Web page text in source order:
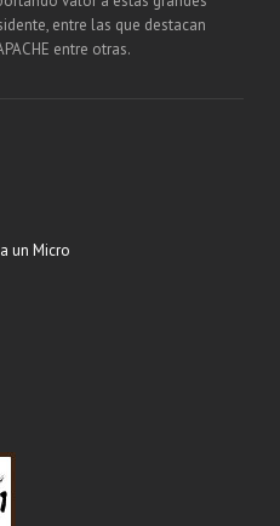
entre las que destacan
entre otras.
un Micro